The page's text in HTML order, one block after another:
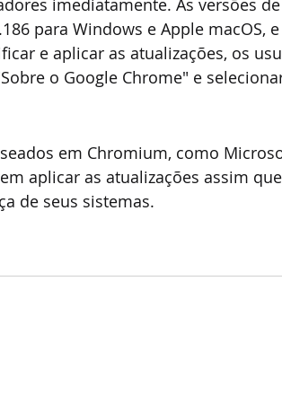
imediatamente. As versões
para Windows e Apple macOS, e
e aplicar as atualizações, os
o Google Chrome" e
em Chromium, como
aplicar as atualizações assim
de seus sistemas.